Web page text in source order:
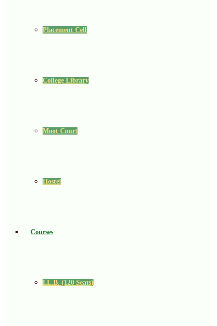
Placement Cell
College Library
Moot Court
Hostel
Courses
LL.B. (120 Seats)